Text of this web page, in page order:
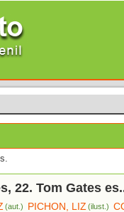
22. Tom Gates
(aut.) PICHON, LIZ(ilust.)